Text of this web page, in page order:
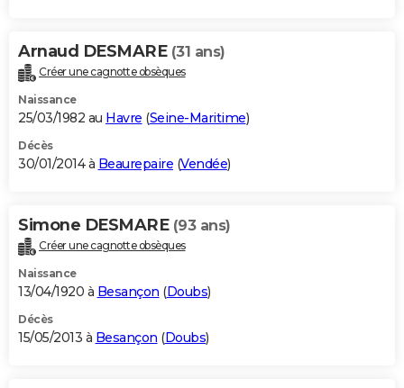
Arnaud DESMARE (31 ans)
Créer une cagnotte obsèques
Naissance
25/03/1982 au Havre (Seine-Maritime)
Décès
30/01/2014 à Beaurepaire (Vendée)
Simone DESMARE (93 ans)
Créer une cagnotte obsèques
Naissance
13/04/1920 à Besançon (Doubs)
Décès
15/05/2013 à Besançon (Doubs)